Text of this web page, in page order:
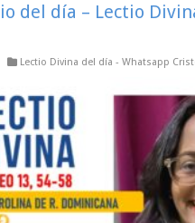
del día – Lectio
Lectio Divina del día - Whatsapp